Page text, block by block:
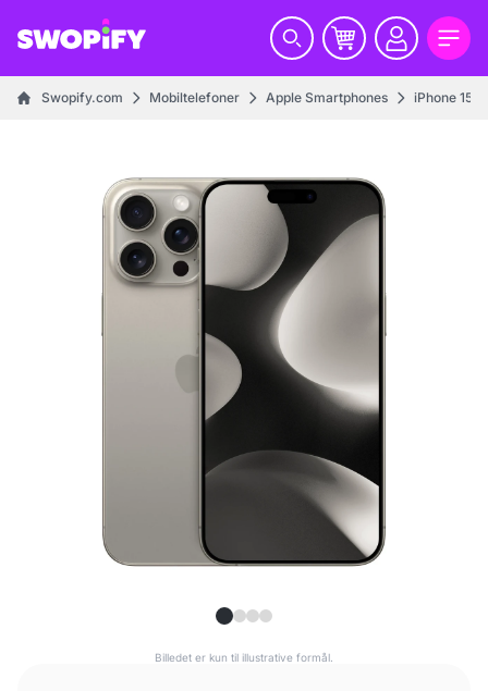
Swopify.com Mobiltelefoner Apple Smartphones iPhone 15
Billedet er kun til illustrative formål.